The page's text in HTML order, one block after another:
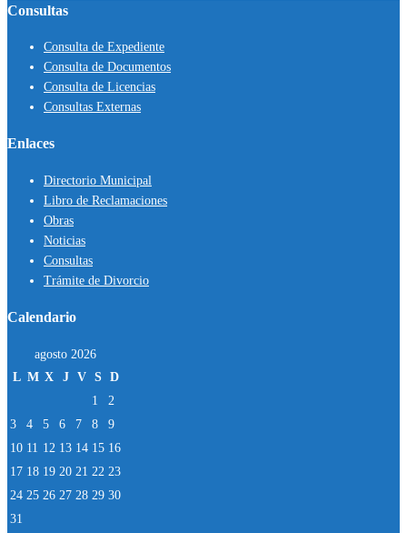
Consultas
Consulta de Expediente
Consulta de Documentos
Consulta de Licencias
Consultas Externas
Enlaces
Directorio Municipal
Libro de Reclamaciones
Obras
Noticias
Consultas
Trámite de Divorcio
Calendario
agosto 2026
L M X J V S D
1
2
3
4 5 6 7 8
9
10 11 12 13 14 15 16
17 18 19 20 21 22 23
24 25 26 27 28 29 30
31